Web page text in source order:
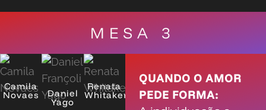
MESA 3
Camila
Novaes Daniel
Yago
Renata
Whitaker
QUANDO O AMOR
PEDE FORMA: